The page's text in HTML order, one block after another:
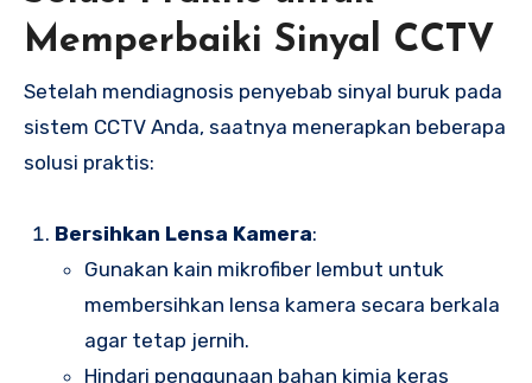
Memperbaiki Sinyal CCTV
Setelah mendiagnosis penyebab sinyal buruk pada
sistem CCTV Anda, saatnya menerapkan beberapa
solusi praktis:
Bersihkan Lensa Kamera:
Gunakan kain mikrofiber lembut untuk
membersihkan lensa kamera secara berkala
agar tetap jernih.
Hindari penggunaan bahan kimia keras